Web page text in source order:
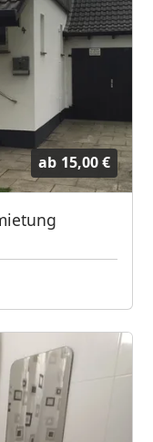
ab 15,00 €